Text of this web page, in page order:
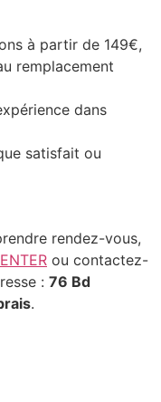
à partir de 149€,
remplacement
dans
satisfait ou
rendez-vous,
ou contactez-
: 76 Bd
.